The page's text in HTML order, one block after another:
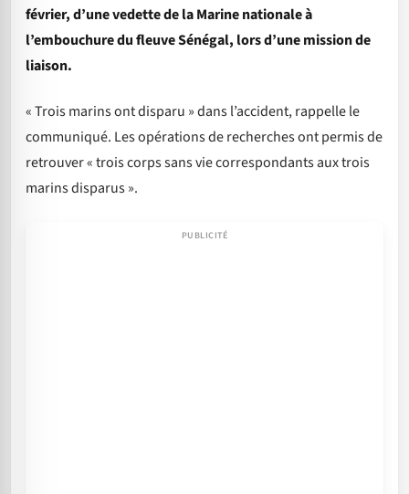
février, d’une vedette de la Marine nationale à
l’embouchure du fleuve Sénégal, lors d’une mission de
liaison.
« Trois marins ont disparu » dans l’accident, rappelle le
communiqué. Les opérations de recherches ont permis de
retrouver « trois corps sans vie correspondants aux trois
marins disparus ».